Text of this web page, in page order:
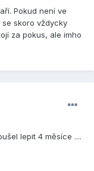
Pokud není ve
skoro vždycky
za pokus, ale imho
lepit 4 měsíce ....